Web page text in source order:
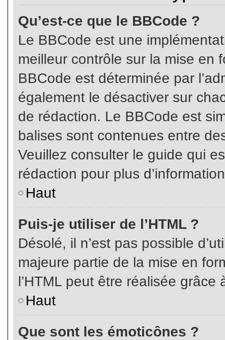
Qu’est-ce que le BBCode ?
Le BBCode est une
meilleur contrôle sur la mise en
BBCode est déterminée par
également le désactiver sur
de rédaction. Le BBCode est
balises sont contenues entre
Veuillez consulter le guide qui
rédaction pour plus
Haut
Puis-je utiliser de l’HTML ?
Désolé, il n’est pas possible
majeure partie de la mise en
l’HTML peut être réalisée grâce
Haut
Que sont les émoticônes ?